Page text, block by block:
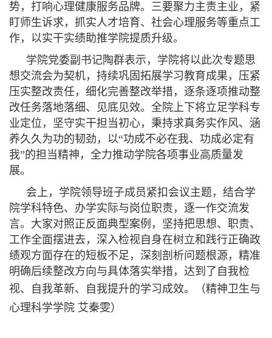
势，打响心理健康服务品牌。三要聚力主责主业，紧
盯师生诉求，抓实人才培育、社会心理服务等重点工
作，以实干实绩助推学院提质升级。
学院党委副书记陶群表示，学院将以此次专题思
想交流会为契机，持续巩固拓展学习教育成果，压紧
压实整改责任，细化完善整改举措，逐条逐项推动整
改任务落地落细、见底见效。全院上下将立足学科专
业定位，坚守实干担当初心，秉持求真务实作风、涵
养久久为功的韧劲，以“功成不必在我、功成必定有
我”的担当精神，全力推动学院各项事业高质量发
展。
会上，学院领导班子成员紧扣会议主题，结合学
院学科特色、办学实际与岗位职责，逐一作交流发
言。大家对照正反面典型案例，坚持把思想、职责、
工作全面摆进去，深入检视自身在树立和践行正确政
绩观方面存在的短板不足，深刻剖析问题根源，精准
明确后续整改方向与具体落实举措，达到了自我检
视、自我革新、自我提升的学习成效。
（精神卫生与
心理科学学院 艾秦雯）